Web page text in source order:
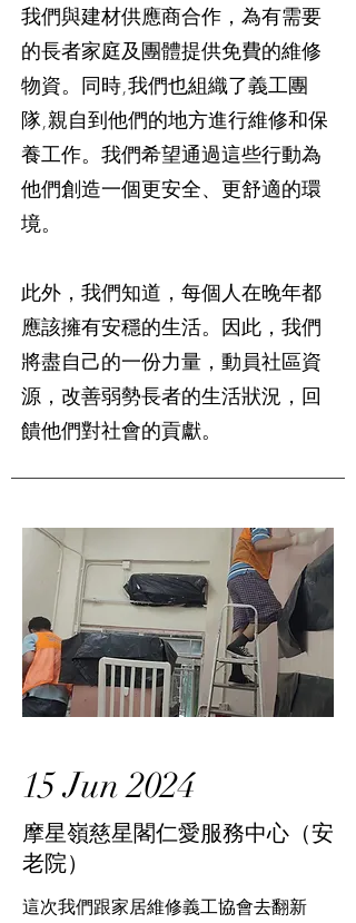
我們與建材供應商合作，為有需要
的長者家庭及團體提供免費的維修
物資。同時,我們也組織了義工團
隊,親自到他們的地方進行維修和保
養工作。我們希望通過這些行動為
他們創造一個更安全、更舒適的環
境。
此外，我們知道，每個人在晚年都
應該擁有安穩的生活。因此，我們
將盡自己的一份力量，動員社區資
源，改善弱勢長者的生活狀況，回
饋他們對社會的貢獻。
15 Jun 2024
摩星嶺慈星閣仁愛服務中心（安
老院）
這次我們跟家居維修義工協會去翻新